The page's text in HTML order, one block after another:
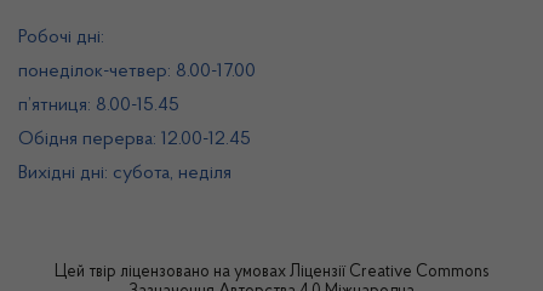
Робочі дні:
понеділок-четвер: 8.00-17.00
п’ятниця: 8.00-15.45
Обідня перерва: 12.00-12.45
Вихідні дні: субота, неділя
Цей твір ліцензовано на умовах Ліцензії Creative Commons